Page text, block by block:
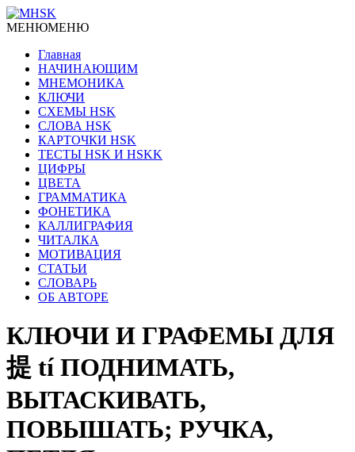
МЕНЮМЕНЮ
Главная
НАЧИНАЮЩИМ
МНЕМОНИКА
КЛЮЧИ
СХЕМЫ HSK
СЛОВА HSK
КАРТОЧКИ HSK
ТЕСТЫ HSK И HSKK
ЦИФРЫ
ЦВЕТА
ГРАММАТИКА
ФОНЕТИКА
КАЛЛИГРАФИЯ
ЧИТАЛКА
МОТИВАЦИЯ
СТАТЬИ
СЛОВАРЬ
ОБ АВТОРЕ
КЛЮЧИ И ГРАФЕМЫ ДЛЯ
提 tí ПОДНИМАТЬ,
ВЫТАСКИВАТЬ,
ПОВЫШАТЬ; РУЧКА,